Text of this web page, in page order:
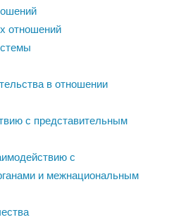
отношений
в отношении
с представительным
с
и межнациональным